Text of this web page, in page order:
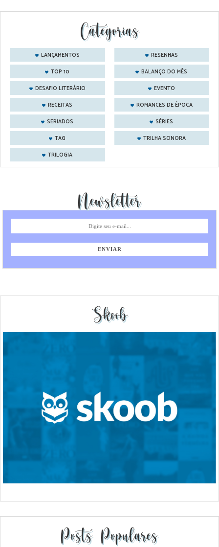
Categorias
LANÇAMENTOS
RESENHAS
TOP 10
BALANÇO DO MÊS
DESAFIO LITERÁRIO
EVENTO
RECEITAS
ROMANCES DE ÉPOCA
SERIADOS
SÉRIES
TAG
TRILHA SONORA
TRILOGIA
Newsletter
Skoob
Posts Populares